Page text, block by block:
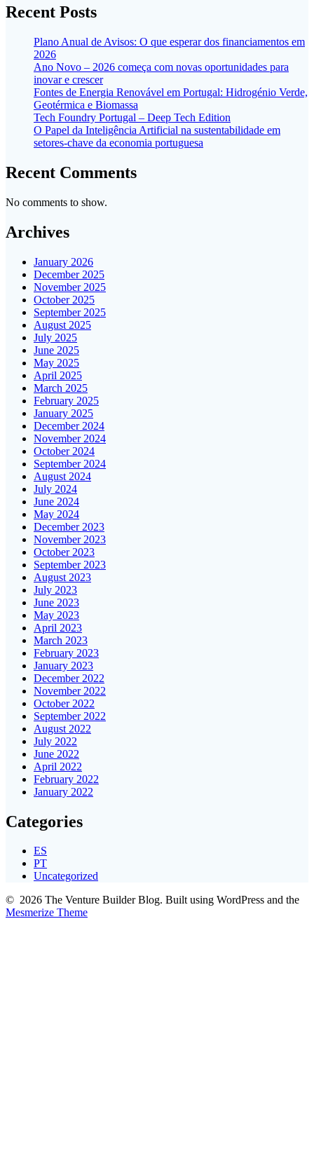
Recent Posts
Plano Anual de Avisos: O que esperar dos financiamentos em
2026
Ano Novo – 2026 começa com novas oportunidades para
inovar e crescer
Fontes de Energia Renovável em Portugal: Hidrogénio Verde,
Geotérmica e Biomassa
Tech Foundry Portugal – Deep Tech Edition
O Papel da Inteligência Artificial na sustentabilidade em
setores-chave da economia portuguesa
Recent Comments
No comments to show.
Archives
January 2026
December 2025
November 2025
October 2025
September 2025
August 2025
July 2025
June 2025
May 2025
April 2025
March 2025
February 2025
January 2025
December 2024
November 2024
October 2024
September 2024
August 2024
July 2024
June 2024
May 2024
December 2023
November 2023
October 2023
September 2023
August 2023
July 2023
June 2023
May 2023
April 2023
March 2023
February 2023
January 2023
December 2022
November 2022
October 2022
September 2022
August 2022
July 2022
June 2022
April 2022
February 2022
January 2022
Categories
ES
PT
Uncategorized
© 2026 The Venture Builder Blog. Built using WordPress and the
Mesmerize Theme